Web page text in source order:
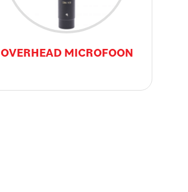
OVERHEAD MICROFOON